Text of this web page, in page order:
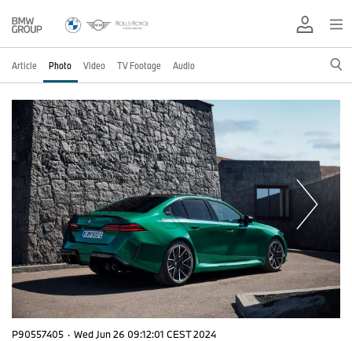
Article Photo Video TV Footage Audio
P90557405 · Wed Jun 26 09:12:01 CEST 2024